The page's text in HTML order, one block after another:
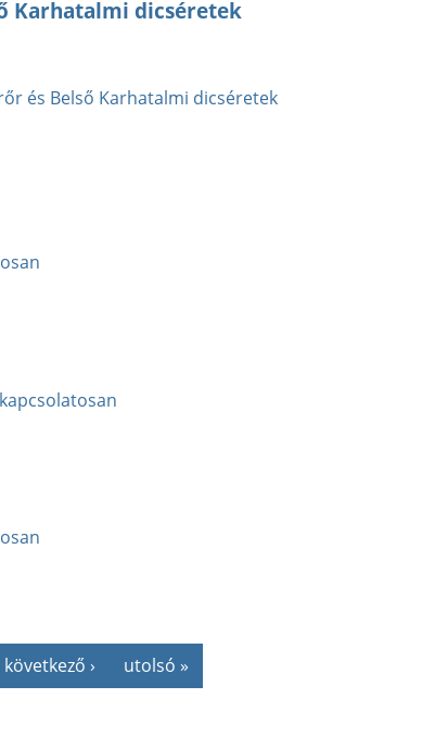
Karhatalmi dicséretek
és Belső Karhatalmi dicséretek
következő › utolsó »